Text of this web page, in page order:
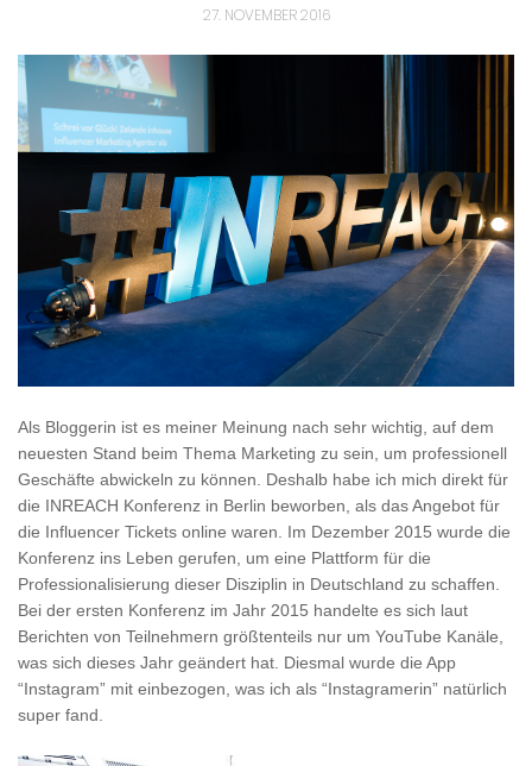
27. NOVEMBER 2016
Als Bloggerin ist es meiner Meinung nach sehr wichtig, auf dem
neuesten Stand beim Thema Marketing zu sein, um professionell
Geschäfte abwickeln zu können. Deshalb habe ich mich direkt für
die INREACH Konferenz in Berlin beworben, als das Angebot für
die Influencer Tickets online waren. Im Dezember 2015 wurde die
Konferenz ins Leben gerufen, um eine Plattform für die
Professionalisierung dieser Disziplin in Deutschland zu schaffen.
Bei der ersten Konferenz im Jahr 2015 handelte es sich laut
Berichten von Teilnehmern größtenteils nur um YouTube Kanäle,
was sich dieses Jahr geändert hat. Diesmal wurde die App
“Instagram” mit einbezogen, was ich als “Instagramerin” natürlich
super fand.